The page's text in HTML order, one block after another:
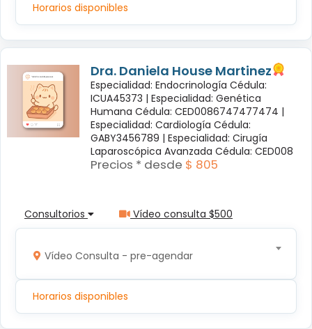
Horarios disponibles
Dra. Daniela House Martinez
Especialidad: Endocrinología Cédula:
ICUA45373 | Especialidad: Genética
Humana Cédula: CED0086747477474 |
Especialidad: Cardiología Cédula:
GABY3456789 | Especialidad: Cirugía
Laparoscópica Avanzada Cédula: CED008
Precios * desde $ 805
Consultorios Vídeo consulta $500
Vídeo Consulta - pre-agendar
Horarios disponibles